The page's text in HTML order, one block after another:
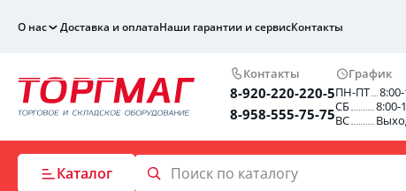
О нас Доставка и оплатаНаши гарантии и сервисКонтакты
Контакты
8-920-220-220-5
8-958-555-75-75
График
ПН-ПТ
СБ
8:00-
ВС
Каталог